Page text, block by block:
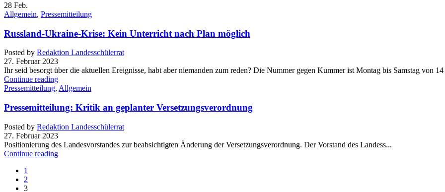
28 Feb.
Allgemein, Pressemitteilung
Russland-Ukraine-Krise: Kein Unterricht nach Plan möglich
Posted by Redaktion Landesschülerrat
27. Februar 2023
Ihr seid besorgt über die aktuellen Ereignisse, habt aber niemanden zum reden? Die Nummer gegen Kummer ist Montag bis Samstag von
Continue reading
Pressemitteilung, Allgemein
Pressemitteilung: Kritik an geplanter Versetzungsverordnung
Posted by Redaktion Landesschülerrat
27. Februar 2023
Positionierung des Landesvorstandes zur beabsichtigten Änderung der Versetzungsverordnung. Der Vorstand des Landess...
Continue reading
1
2
3